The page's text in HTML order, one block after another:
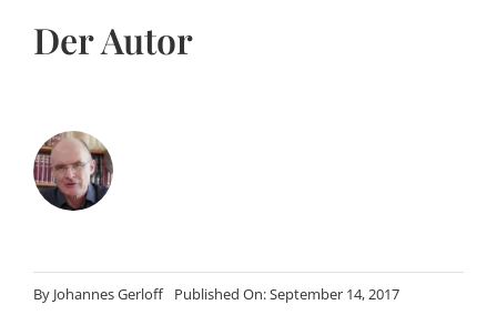
Der Autor
By Johannes Gerloff
Published On: September 14, 2017